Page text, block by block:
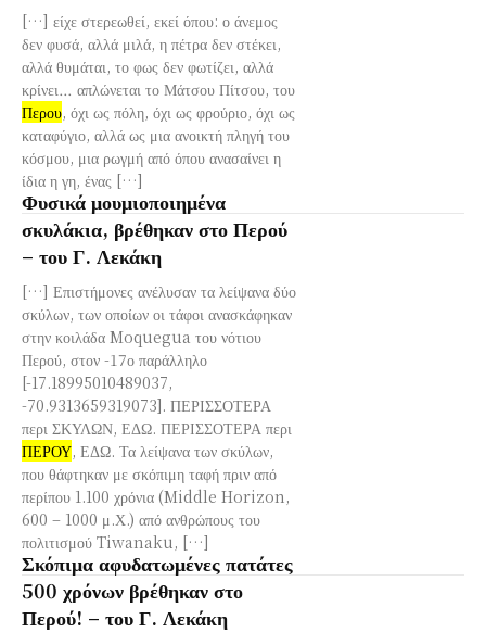
[…] είχε στερεωθεί, εκεί όπου: ο άνεμος
δεν φυσά, αλλά μιλά, η πέτρα δεν στέκει,
αλλά θυμάται, το φως δεν φωτίζει, αλλά
κρίνει… απλώνεται το Μάτσου Πίτσου, του
Περου, όχι ως πόλη, όχι ως φρούριο, όχι ως
καταφύγιο, αλλά ως μια ανοικτή πληγή του
κόσμου, μια ρωγμή από όπου ανασαίνει η
ίδια η γη, ένας […]
Φυσικά μουμιοποιημένα
σκυλάκια, βρέθηκαν στο Περού
– του Γ. Λεκάκη
[…] Επιστήμονες ανέλυσαν τα λείψανα δύο
σκύλων, των οποίων οι τάφοι ανασκάφηκαν
στην κοιλάδα Moquegua του νότιου
Περού, στον -17ο παράλληλο
[-17.18995010489037,
-70.9313659319073]. ΠΕΡΙΣΣΟΤΕΡΑ
περι ΣΚΥΛΩΝ, ΕΔΩ. ΠΕΡΙΣΣΟΤΕΡΑ περι
ΠΕΡΟΥ, ΕΔΩ. Τα λείψανα των σκύλων,
που θάφτηκαν με σκόπιμη ταφή πριν από
περίπου 1.100 χρόνια (Middle Horizon,
600 – 1000 μ.Χ.) από ανθρώπους του
πολιτισμού Tiwanaku, […]
Σκόπιμα αφυδατωμένες πατάτες
500 χρόνων βρέθηκαν στο
Περού! – του Γ. Λεκάκη